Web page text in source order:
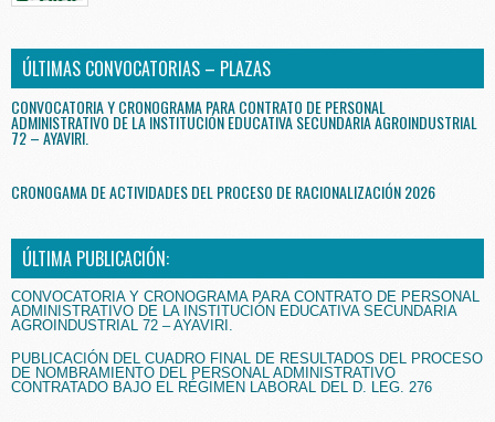
ÚLTIMAS CONVOCATORIAS – PLAZAS
CONVOCATORIA Y CRONOGRAMA PARA CONTRATO DE PERSONAL
ADMINISTRATIVO DE LA INSTITUCIÓN EDUCATIVA SECUNDARIA AGROINDUSTRIAL
72 – AYAVIRI.
CRONOGAMA DE ACTIVIDADES DEL PROCESO DE RACIONALIZACIÓN 2026
ÚLTIMA PUBLICACIÓN:
CONVOCATORIA Y CRONOGRAMA PARA CONTRATO DE PERSONAL
ADMINISTRATIVO DE LA INSTITUCIÓN EDUCATIVA SECUNDARIA
AGROINDUSTRIAL 72 – AYAVIRI.
PUBLICACIÓN DEL CUADRO FINAL DE RESULTADOS DEL PROCESO
DE NOMBRAMIENTO DEL PERSONAL ADMINISTRATIVO
CONTRATADO BAJO EL RÉGIMEN LABORAL DEL D. LEG. 276